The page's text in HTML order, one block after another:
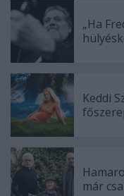
„Ha
Keddi
már